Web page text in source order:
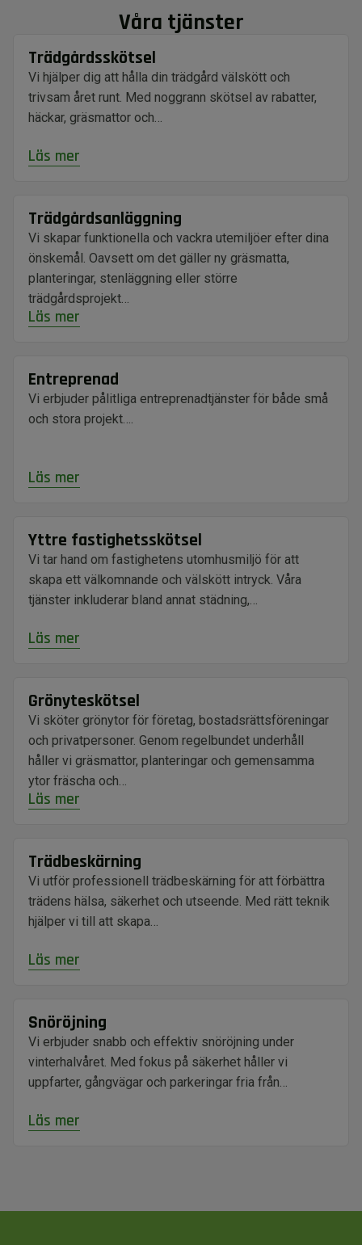
Våra tjänster
Trädgårdsskötsel
Vi hjälper dig att hålla din trädgård välskött och
trivsam året runt. Med noggrann skötsel av rabatter,
häckar, gräsmattor och…
Läs mer
Trädgårdsanläggning
Vi skapar funktionella och vackra utemiljöer efter dina
önskemål. Oavsett om det gäller ny gräsmatta,
planteringar, stenläggning eller större
trädgårdsprojekt…
Läs mer
Entreprenad
Vi erbjuder pålitliga entreprenadtjänster för både små
och stora projekt….
Läs mer
Yttre fastighetsskötsel
Vi tar hand om fastighetens utomhusmiljö för att
skapa ett välkomnande och välskött intryck. Våra
tjänster inkluderar bland annat städning,…
Läs mer
Grönyteskötsel
Vi sköter grönytor för företag, bostadsrättsföreningar
och privatpersoner. Genom regelbundet underhåll
håller vi gräsmattor, planteringar och gemensamma
ytor fräscha och…
Läs mer
Trädbeskärning
Vi utför professionell trädbeskärning för att förbättra
trädens hälsa, säkerhet och utseende. Med rätt teknik
hjälper vi till att skapa…
Läs mer
Snöröjning
Vi erbjuder snabb och effektiv snöröjning under
vinterhalvåret. Med fokus på säkerhet håller vi
uppfarter, gångvägar och parkeringar fria från…
Läs mer